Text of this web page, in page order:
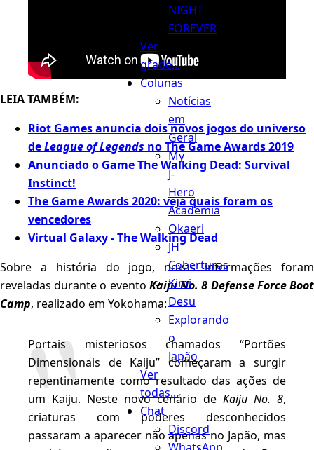
NIGHT
FOREVER
Ver
grade...
Colunas
Notícias
em
Geral
My
J-
Hero
Academia
Okaeri
JH
Coberturas
Kimi
Desu
Explorando
o
Japão
Ver
todas...
Chat
Discord
LEIA TAMBÉM:
Riot Games anuncia dois novos jogos do universo
deLeague of Legends no The Game Awards 2019
Anunciado o Game The Walking Dead: Survival
Instinct!
The Game Awards 2020: veja quais foram os
vencedores
Virtual Galaxy - The Walking Dead
Sobre a história do jogo, novas informações foram
reveladas durante o evento Kaiju No. 8 Defense Force Boot
Camp, realizado em Yokohama:
Portais misteriosos chamados “Portões
Dimensionais de Kaiju” começaram a surgir
repentinamente como resultado das ações de
um Kaiju. Neste novo cenário de Kaiju No. 8,
criaturas com poderes desconhecidos
passaram a aparecer não apenas no Japão, mas